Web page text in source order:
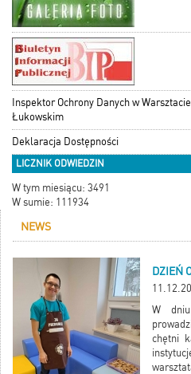
Inspektor Ochrony Danych w
Łukowskim
Deklaracja Dostępności
LICZNIK ODWIEDZIN
W tym miesiącu: 3491
W sumie: 111934
NEWS
DZIEŃ
W
chętni